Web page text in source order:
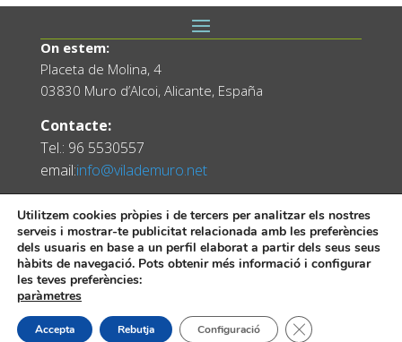
On estem:
Placeta de Molina, 4
03830 Muro d’Alcoi, Alicante, España
Contacte:
Tel.: 96 5530557
email:info@vilademuro.net
Web desenvolupada pel Servei d'Informàtica
Diputació d'Alacant.
Utilitzem cookies pròpies i de tercers per analitzar els nostres
serveis i mostrar-te publicitat relacionada amb les preferències
dels usuaris en base a un perfil elaborat a partir dels seus seus
hàbits de navegació. Pots obtenir més informació i configurar
les teves preferències:
paràmetres
Accepta Rebutja Configuració Tanca el bàner de